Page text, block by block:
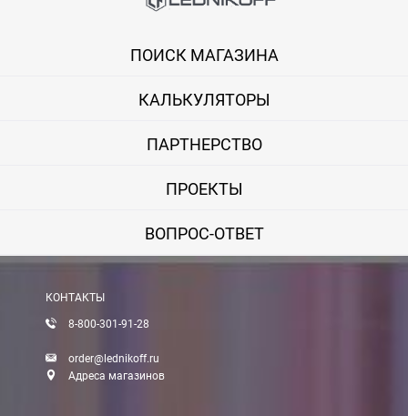
ПОИСК МАГАЗИНА
КАЛЬКУЛЯТОРЫ
ПАРТНЕРСТВО
ПРОЕКТЫ
ВОПРОС-ОТВЕТ
КОНТАКТЫ
8-800-301-91-28
order@lednikoff.ru
Адреса магазинов